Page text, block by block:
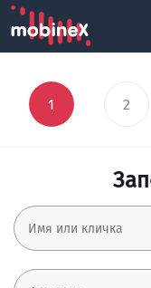
1 2